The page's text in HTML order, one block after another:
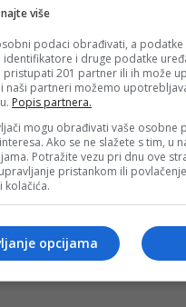
više
podaci obrađivati, a podatke
identifikatore i druge podatke
pristupati 201 partner ili ih može
i naši partneri možemo
Popis partnera.
mogu obrađivati vaše osobne
Ako se ne slažete s tim, u
Potražite vezu pri dnu ove
pristankom ili
kolačića.
opcijama